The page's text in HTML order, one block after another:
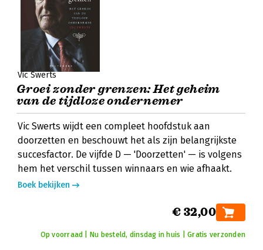
Vic Swerts
Groei zonder grenzen: Het geheim
van de tijdloze ondernemer
Vic Swerts wijdt een compleet hoofdstuk aan
doorzetten en beschouwt het als zijn belangrijkste
succesfactor. De vijfde D — 'Doorzetten' — is volgens
hem het verschil tussen winnaars en wie afhaakt.
Boek bekijken
€ 32,00
Op voorraad | Nu besteld, dinsdag in huis | Gratis verzonden